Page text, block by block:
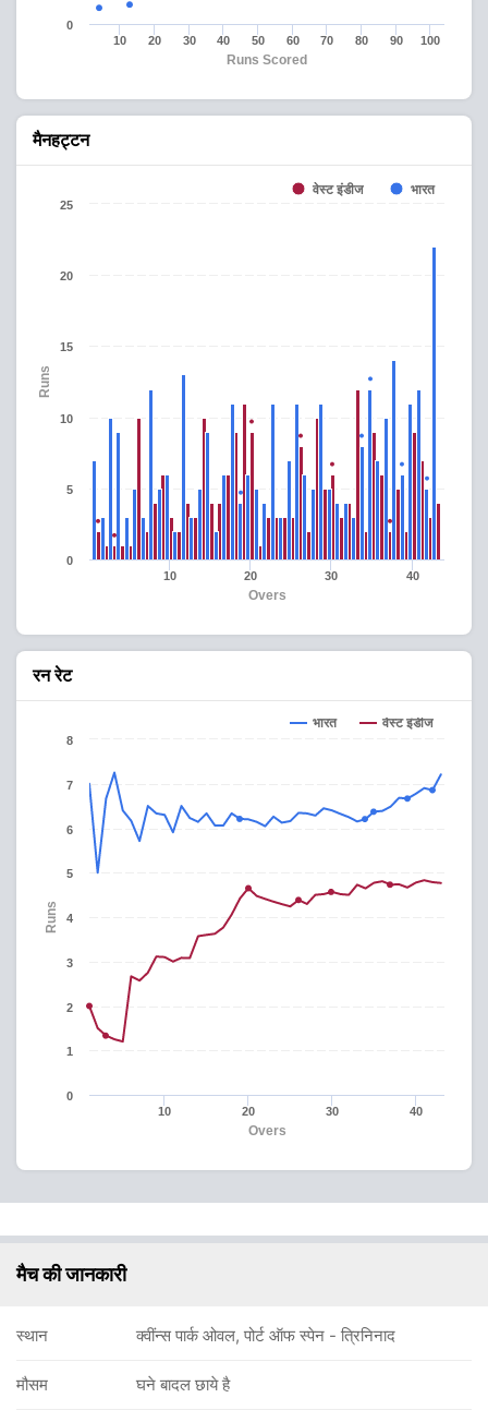
Runs Scored
10 20 30 40 50 60 70 80 90 100
0
मैनहट्टन
Overs
Runs
वेस्ट इंडीज भारत
10 20 30 40
0
5
10
15
20
25
रन रेट
Overs
Runs
भारत वेस्ट इंडीज
10 20 30 40
0
1
2
3
4
5
6
7
8
मैच की जानकारी
स्थान क्वींन्स पार्क ओवल, पोर्ट ऑफ स्पेन - त्रिनिनाद
मौसम घने बादल छाये है